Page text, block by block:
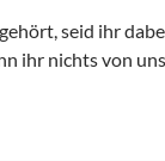
seid ihr
ihr nichts von